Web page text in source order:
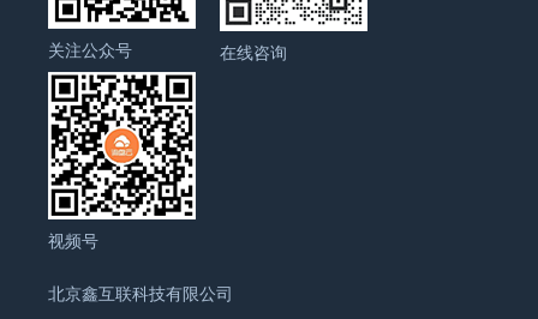
关注公众号 在线咨询
视频号
北京鑫互联科技有限公司